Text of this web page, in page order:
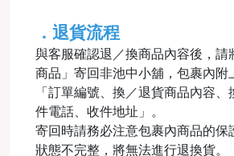
．退貨流程
與客服確認退／換商品內容後，請
商品」寄回非池中小舖，包裹內附
「訂單編號、換／退貨商品內容
件電話、收件地址」。
寄回時請務必注意包裹內商品的保
狀態不完整，將無法進行退換貨。